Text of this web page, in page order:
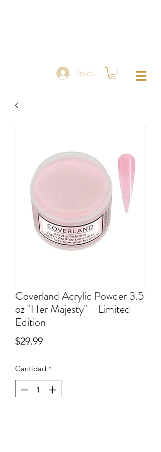
Iniciar sesión
Coverland Acrylic Powder 3.5
oz "Her Majesty" - Limited
Edition
$29.99Precio
Cantidad *